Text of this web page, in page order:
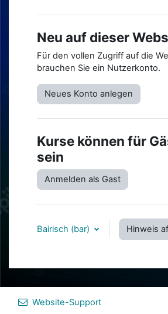
Neu auf dieser
Für den vollen Zugriff auf die
brauchen Sie ein Nutzerkonto.
Neues Konto anlegen
Kurse können für
sein
Anmelden als Gast
Bairisch ‎(bar)‎ Hinweis
Website-Support